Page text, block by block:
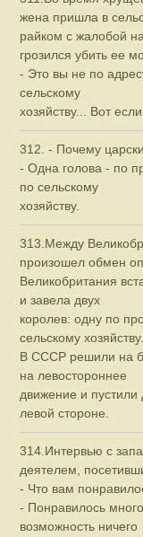
жена пришла в
райком с жалобой
грозился убить ее
- Это вы не по
сельскому
хозяйству... Вот
312. - Почему
- Одна голова - по
по сельскому
хозяйству.
313.Между
произошел обмен
Великобритания
и завела двух
королев: одну по
сельскому хозяйству.
В СССР решили на
на левостороннее
движение и
левой стороне.
314.Интервью с
деятелем,
- Что вам
- Понравилось
возможность ничего